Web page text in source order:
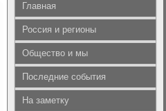
Главная
Россия и регионы
Общество и мы
Последние события
На заметку